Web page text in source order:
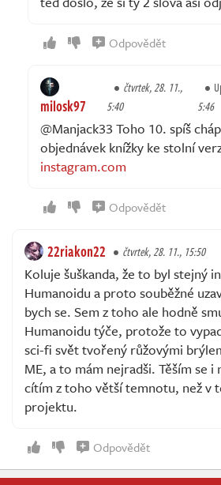
Odpovědět
milosk97
čtvrtek, 28. 11.,
5:40
5:46
@Manjack33 Toho 10. spíš
objednávek knížky ke stolní
instagram.com
Odpovědět
22riakon22 čtvrtek, 28. 11., 15:50
Koluje šuškanda, že to byl stejný
Humanoidu a proto souběžné
bych se. Sem z toho ale hodně
Humanoidu týče, protože to
sci-fi svět tvořený růžovými
ME, a to mám nejradši. Těším se i
cítím z toho větší temnotu, než v
projektu.
Odpovědět